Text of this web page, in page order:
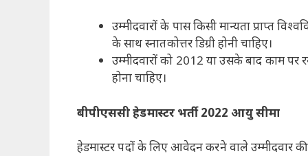
उम्मीदवारों के पास किसी मान्यता प्राप्त
के साथ स्नातकोत्तर डिग्री होनी चाहिए।
उम्मीदवारों को 2012 या उसके बाद काम पर
होना चाहिए।
बीपीएससी हेडमास्टर भर्ती 2022 आयु सीमा
हेडमास्टर पदों के लिए आवेदन करने वाले उम्मीदवार